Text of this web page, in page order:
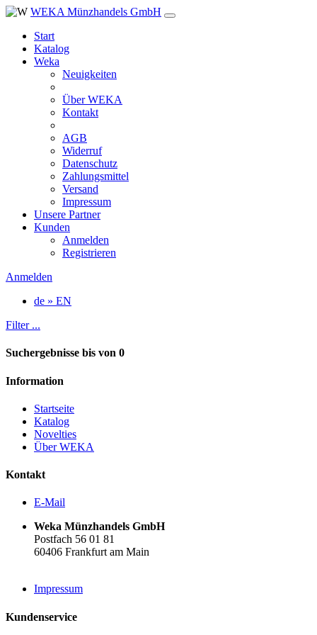
WEKA Münzhandels GmbH
Start
Katalog
Weka
Neuigkeiten
Über WEKA
Kontakt
AGB
Widerruf
Datenschutz
Zahlungsmittel
Versand
Impressum
Unsere Partner
Kunden
Anmelden
Registrieren
Anmelden
de » EN
Filter ...
Suchergebnisse bis von 0
Information
Startseite
Katalog
Novelties
Über WEKA
Kontakt
E-Mail
Weka Münzhandels GmbH
Postfach 56 01 81
60406 Frankfurt am Main
Impressum
Kundenservice